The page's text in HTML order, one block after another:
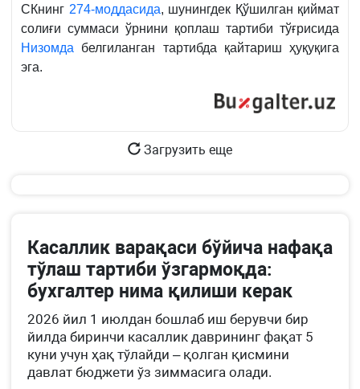
12-
37999-
ХАБАРИ
СКнинг 274-моддасида, шунингдек Қўшилган қиймат
солиғи суммаси ўрнини қоплаш тартиби тўғрисида
Низомда белгиланган тартибда қайтариш ҳуқуқига
эга.
Загрузить еще
Касаллик варақаси бўйича нафақа
тўлаш тартиби ўзгармоқда:
бухгалтер нима қилиши керак
2026 йил 1 июлдан бошлаб иш берувчи бир
йилда биринчи касаллик даврининг фақат 5
куни учун ҳақ тўлайди – қолган қисмини
давлат бюджети ўз зиммасига олади.